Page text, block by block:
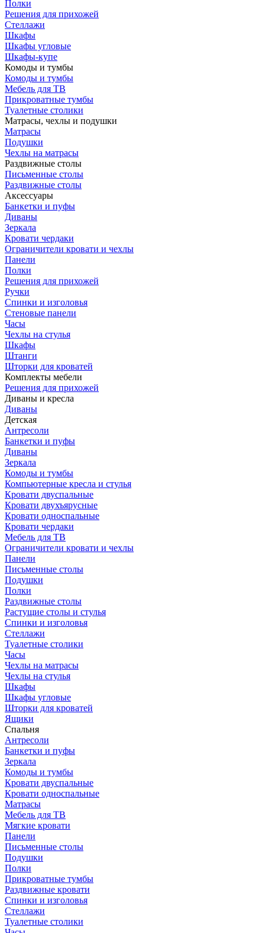
Полки
Решения для прихожей
Стеллажи
Шкафы
Шкафы угловые
Шкафы-купе
Комоды и тумбы
Комоды и тумбы
Мебель для ТВ
Прикроватные тумбы
Туалетные столики
Матрасы, чехлы и подушки
Матрасы
Подушки
Чехлы на матрасы
Раздвижные столы
Письменные столы
Раздвижные столы
Аксессуары
Банкетки и пуфы
Диваны
Зеркала
Кровати чердаки
Ограничители кровати и чехлы
Панели
Полки
Решения для прихожей
Ручки
Спинки и изголовья
Стеновые панели
Часы
Чехлы на стулья
Шкафы
Штанги
Шторки для кроватей
Комплекты мебели
Решения для прихожей
Диваны и кресла
Диваны
Детская
Антресоли
Банкетки и пуфы
Диваны
Зеркала
Комоды и тумбы
Компьютерные кресла и стулья
Кровати двуспальные
Кровати двухъярусные
Кровати односпальные
Кровати чердаки
Мебель для ТВ
Ограничители кровати и чехлы
Панели
Письменные столы
Подушки
Полки
Раздвижные столы
Растущие столы и стулья
Спинки и изголовья
Стеллажи
Туалетные столики
Часы
Чехлы на матрасы
Чехлы на стулья
Шкафы
Шкафы угловые
Шторки для кроватей
Ящики
Спальня
Антресоли
Банкетки и пуфы
Зеркала
Комоды и тумбы
Кровати двуспальные
Кровати односпальные
Матрасы
Мебель для ТВ
Мягкие кровати
Панели
Письменные столы
Подушки
Полки
Прикроватные тумбы
Раздвижные кровати
Спинки и изголовья
Стеллажи
Туалетные столики